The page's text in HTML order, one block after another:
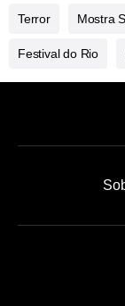
Terror Mostra
Festival do Rio